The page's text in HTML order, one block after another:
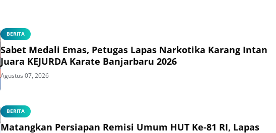
BERITA
Sabet Medali Emas, Petugas Lapas Narkotika Karang Intan
Juara KEJURDA Karate Banjarbaru 2026
Agustus 07, 2026
BERITA
Matangkan Persiapan Remisi Umum HUT Ke-81 RI, Lapas